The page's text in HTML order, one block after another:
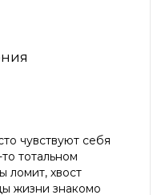
чувствуют себя
тотальном
ломит, хвост
жизни знакомо